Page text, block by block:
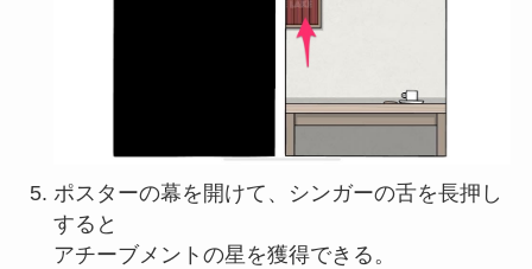
ポスターの幕を開けて、シンガーの舌を長押し
すると
アチーブメントの星を獲得できる。